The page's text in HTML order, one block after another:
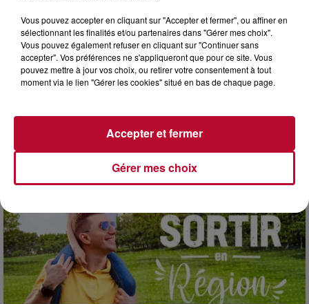
3 août 2026
Vous pouvez accepter en cliquant sur "Accepter et fermer", ou affiner en
sélectionnant les finalités et/ou partenaires dans "Gérer mes choix".
Vous pouvez également refuser en cliquant sur "Continuer sans
accepter". Vos préférences ne s'appliqueront que pour ce site. Vous
pouvez mettre à jour vos choix, ou retirer votre consentement à tout
moment via le lien "Gérer les cookies" situé en bas de chaque page.
Gérer mes choix
Accepter et fermer